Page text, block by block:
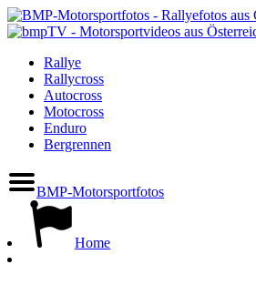
Rallye
Rallycross
Autocross
Motocross
Enduro
Bergrennen
BMP-Motorsportfotos
Home